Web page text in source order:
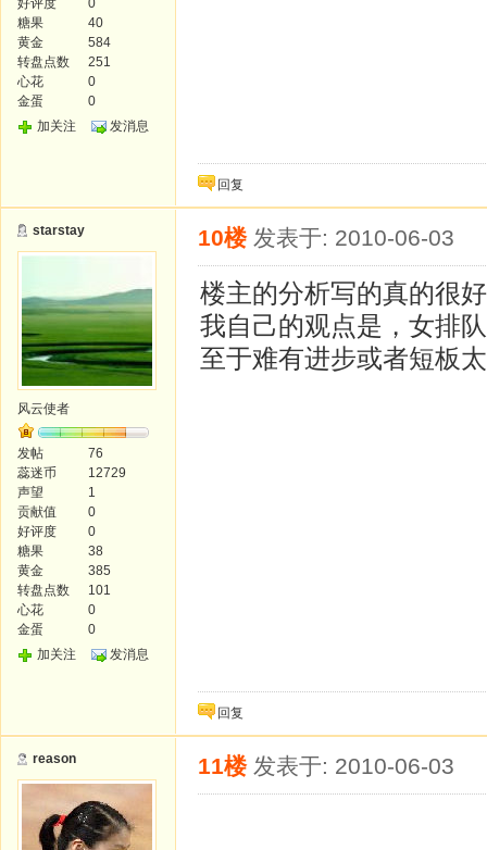
好评度
0
糖果
40
黄金
584
转盘点数
251
心花
0
金蛋
0
加关注
发消息
回复
starstay
风云使者
发帖
76
蕊迷币
12729
声望
1
贡献值
0
好评度
0
糖果
38
黄金
385
转盘点数
101
心花
0
金蛋
0
加关注
发消息
10楼 发表于: 2010-06-03
楼主的分析写的真的很好
我自己的观点是，女排
至于难有进步或者短板
回复
reason 11楼 发表于: 2010-06-03